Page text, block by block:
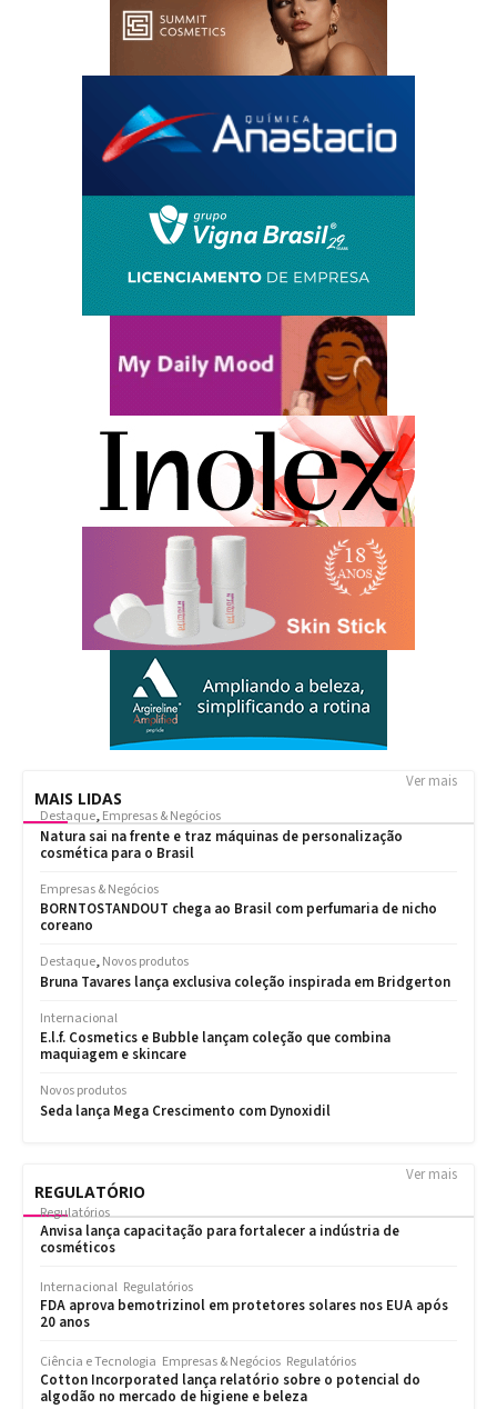
MAIS LIDAS
Ver mais
REGULATÓRIO
Ver mais
Regulatórios
Anvisa lança capacitação para fortalecer a indústria de
cosméticos
Internacional Regulatórios
FDA aprova bemotrizinol em protetores solares nos EUA após
20 anos
Ciência e Tecnologia Empresas & Negócios Regulatórios
Cotton Incorporated lança relatório sobre o potencial do
algodão no mercado de higiene e beleza